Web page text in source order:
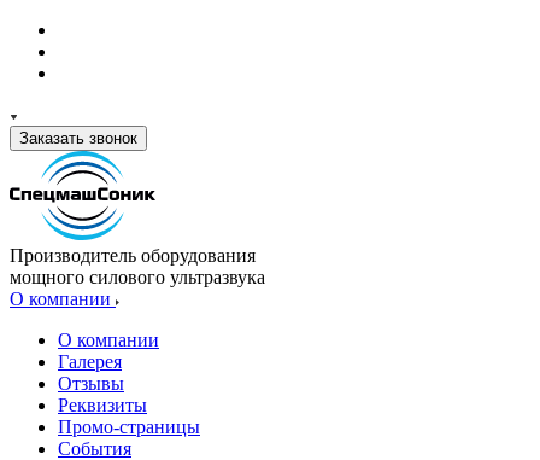
Заказать звонок
Производитель оборудования
мощного силового ультразвука
О компании
О компании
Галерея
Отзывы
Реквизиты
Промо-страницы
События